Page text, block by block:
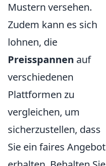
Mustern versehen.
Zudem kann es sich
lohnen, die
Preisspannen auf
verschiedenen
Plattformen zu
vergleichen, um
sicherzustellen, dass
Sie ein faires Angebot